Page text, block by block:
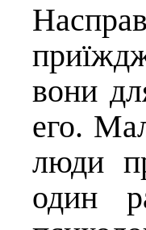
вони
его.
люди
один